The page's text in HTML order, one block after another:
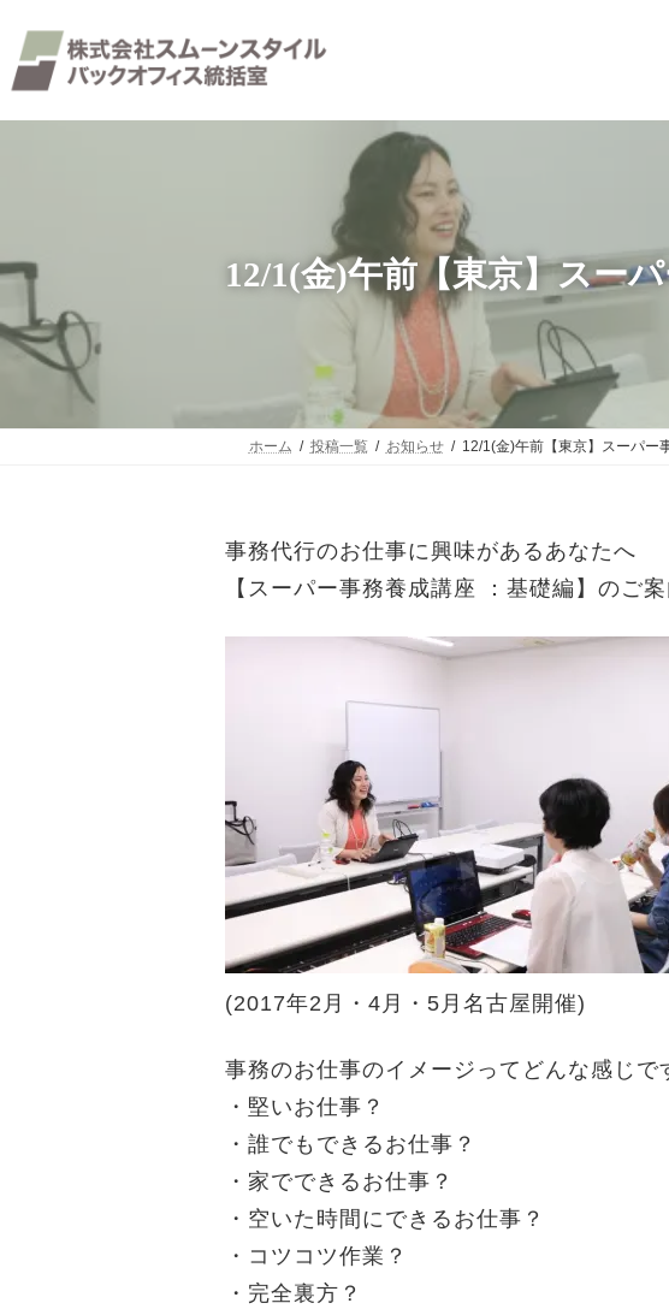
ン
ー
12/1(金)午前【東京】スー
ホーム 投稿一覧 お知らせ 12/1(金)午前【東京】スーパー
事務代行のお仕事に興味があるあなたへ
【スーパー事務養成講座 ：基礎編】のご案
(2017年2月・4月・5月名古屋開催)
事務のお仕事のイメージってどんな感じで
・堅いお仕事？
・誰でもできるお仕事？
・家でできるお仕事？
・空いた時間にできるお仕事？
・コツコツ作業？
・完全裏方？